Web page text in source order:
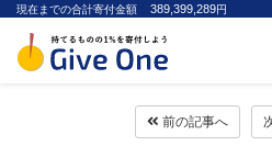
現在までの合計寄付金額 389,399,289円
前の記事へ